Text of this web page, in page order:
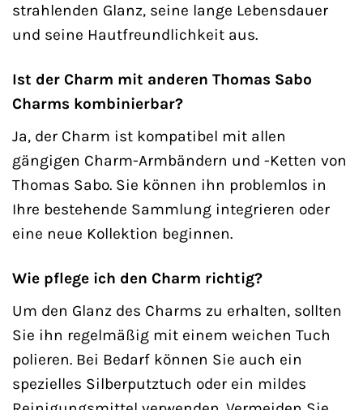
strahlenden Glanz, seine lange Lebensdauer
und seine Hautfreundlichkeit aus.
Ist der Charm mit anderen Thomas Sabo
Charms kombinierbar?
Ja, der Charm ist kompatibel mit allen
gängigen Charm-Armbändern und -Ketten von
Thomas Sabo. Sie können ihn problemlos in
Ihre bestehende Sammlung integrieren oder
eine neue Kollektion beginnen.
Wie pflege ich den Charm richtig?
Um den Glanz des Charms zu erhalten, sollten
Sie ihn regelmäßig mit einem weichen Tuch
polieren. Bei Bedarf können Sie auch ein
spezielles Silberputztuch oder ein mildes